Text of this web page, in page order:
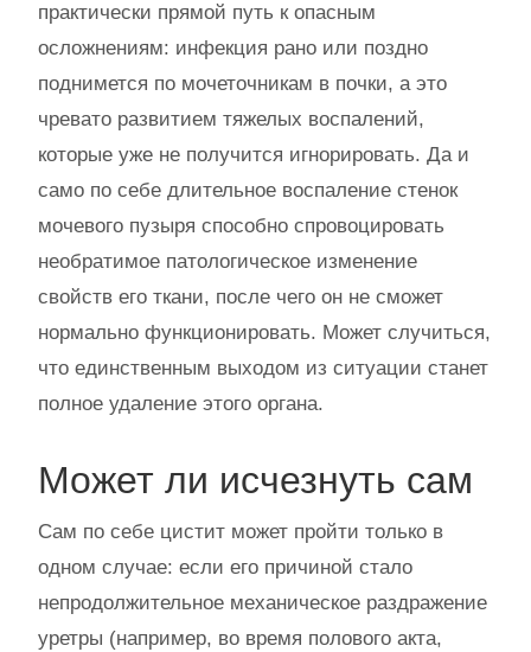
практически прямой путь к опасным
осложнениям: инфекция рано или поздно
поднимется по мочеточникам в почки, а это
чревато развитием тяжелых воспалений,
которые уже не получится игнорировать. Да и
само по себе длительное воспаление стенок
мочевого пузыря способно спровоцировать
необратимое патологическое изменение
свойств его ткани, после чего он не сможет
нормально функционировать. Может случиться,
что единственным выходом из ситуации станет
полное удаление этого органа.
Может ли исчезнуть сам
Сам по себе цистит может пройти только в
одном случае: если его причиной стало
непродолжительное механическое раздражение
уретры (например, во время полового акта,